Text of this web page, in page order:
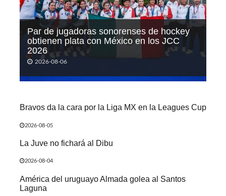
Par de jugadoras sonorenses de hockey
obtienen plata con México en los JCC
2026
2026-08-06
Bravos da la cara por la Liga MX en la Leagues Cup
2026-08-05
La Juve no fichará al Dibu
2026-08-04
América del uruguayo Almada golea al Santos
Laguna